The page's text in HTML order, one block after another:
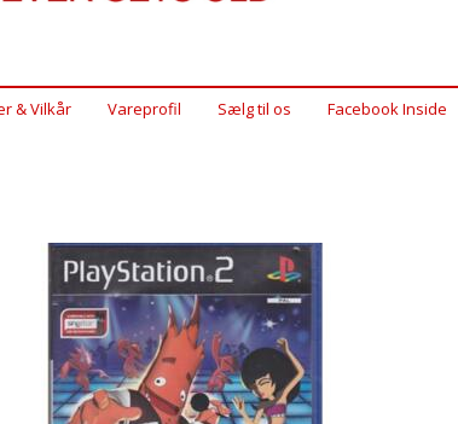
& Vilkår Vareprofil Sælg til os Facebook Inside